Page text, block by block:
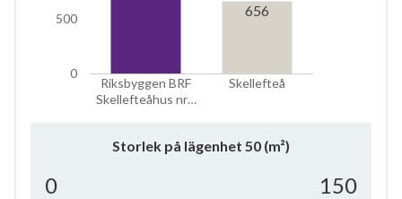
Riksbyggen BRF
Skellefteåhus nr…
Skellefteå
0
500
656
Storlek på lägenhet 50 (m²)
0 150